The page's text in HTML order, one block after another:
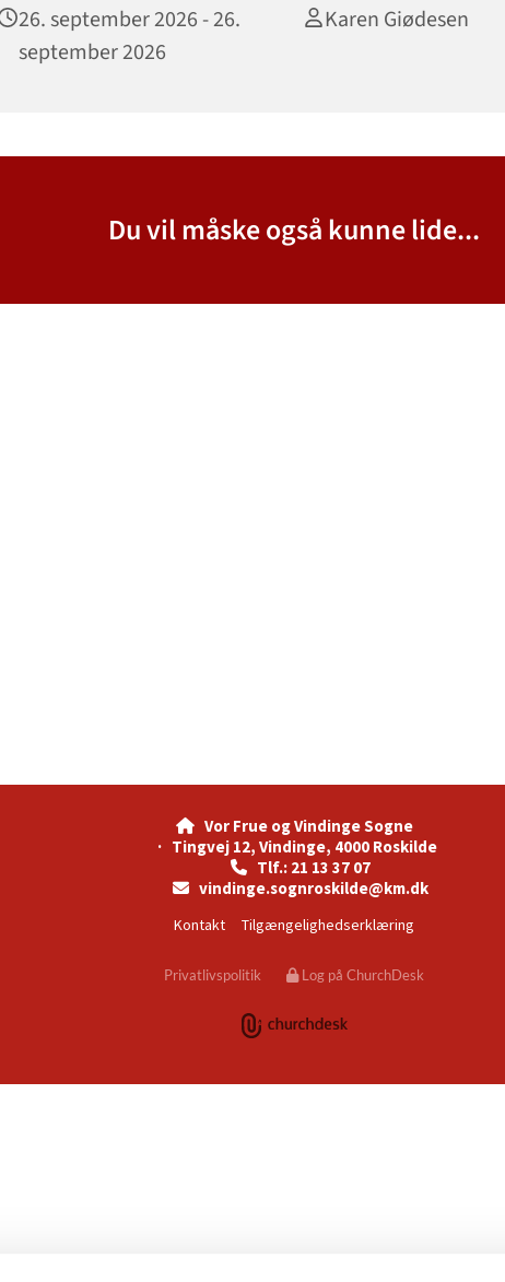
26. september 2026 - 26.
september 2026
Karen Giødesen
Du vil måske også kunne lide...
Vor Frue og Vindinge Sogne
· Tingvej 12, Vindinge, 4000 Roskilde
 Tlf.: 21 13 37 07
 vindinge.sognroskilde@km.dk
Kontakt Tilgængelighedserklæring
Privatlivspolitik Log på ChurchDesk